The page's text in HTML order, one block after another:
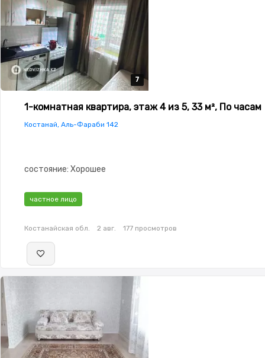
7
7
7
7
7
1-комнатная квартира, этаж 4 из 5, 33 м², По часам
Костанай, Аль-Фараби 142
состояние: Хорошее
частное лицо
Костанайская обл. 2 авг. 177 просмотров